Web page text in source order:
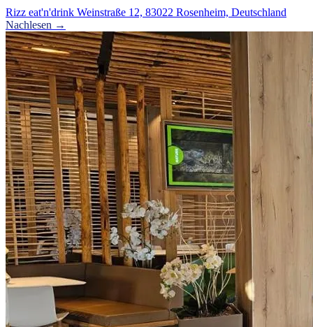
Rizz eat'n'drink Weinstraße 12, 83022 Rosenheim, Deutschland
Nachlesen →